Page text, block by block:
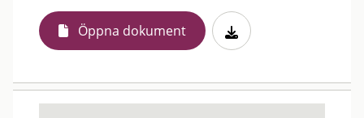
Öppna dokument